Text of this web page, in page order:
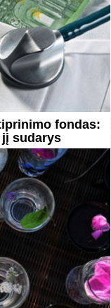
fondas:
sudarys